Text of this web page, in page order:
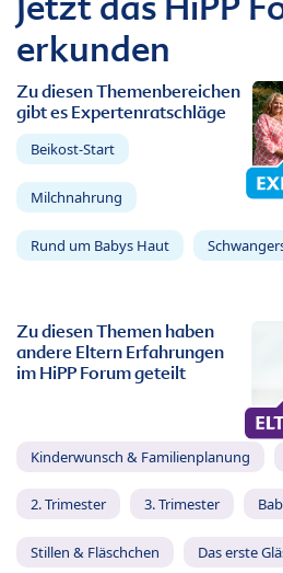
erkunden
Zu diesen Themenbereichen
gibt es Expertenratschläge
Beikost-Start
Milchnahrung
Rund um Babys Haut
Zu diesen Themen haben
andere Eltern Erfahrungen
im HiPP Forum geteilt
Kinderwunsch & Familienplanung
2. Trimester 3. Trimester
Stillen & Fläschchen Das erste